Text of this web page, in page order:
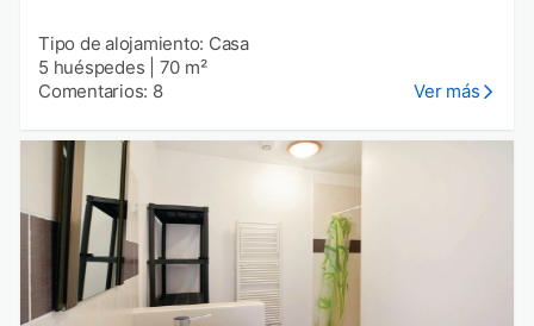
Tipo de alojamiento: Casa
5 huéspedes
70 m²
Comentarios: 8
Ver más